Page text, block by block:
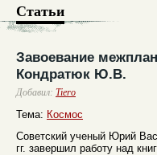
Статьи
Завоевание
Кондратюк Ю.В.
Добавил: Tiero
Тема: Космос
Советский ученый Юрий
гг. завершил работу над